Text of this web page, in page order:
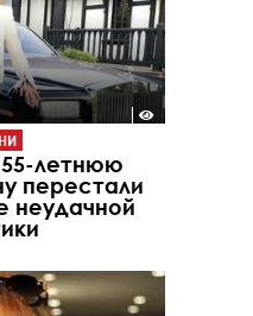
летнюю
перестали
неудачной